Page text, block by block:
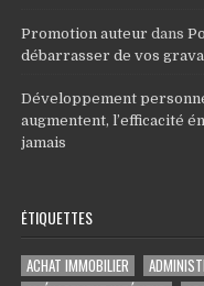
Promotion auteur dans
débarrasser de vos
Développement
augmentent, l’efficacité
jamais
ÉTIQUETTES
ACHAT IMMOBILIER